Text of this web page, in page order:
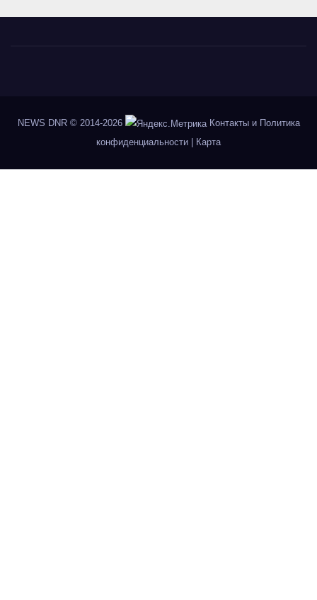
NEWS DNR© 2014-2026
Контакты и Политика
конфиденциальности
Карта